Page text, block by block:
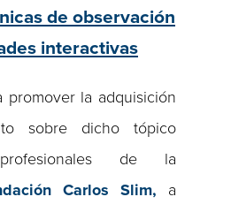
de observación
interactivas
la adquisición
sobre dicho tópico
de la
Carlos Slim, a